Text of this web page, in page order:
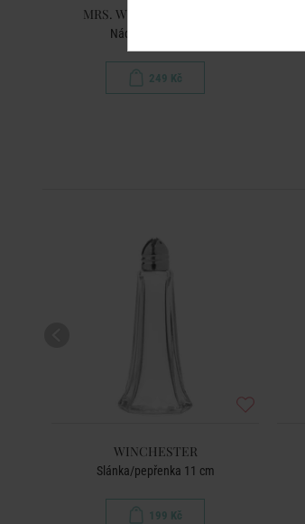
MRS. WINTERBOTTOM'S
Nádoba odkládací
249 Kč
WINCHESTER
Slánka/pepřenka 11 cm
199 Kč